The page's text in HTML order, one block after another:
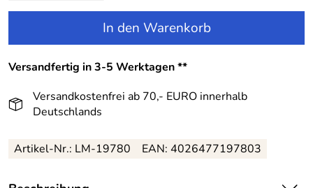
In den Warenkorb
Versandfertig in 3-5 Werktagen **
Versandkostenfrei ab 70,- EURO innerhalb
Deutschlands
Artikel-Nr.: LM-19780 EAN: 4026477197803